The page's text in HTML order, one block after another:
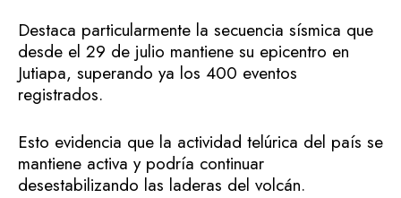
Destaca particularmente la secuencia sísmica que
desde el 29 de julio mantiene su epicentro en
Jutiapa, superando ya los 400 eventos
registrados.
Esto evidencia que la actividad telúrica del país se
mantiene activa y podría continuar
desestabilizando las laderas del volcán.